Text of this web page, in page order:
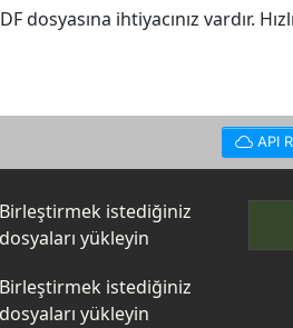
ihtiyacınız vardır.
API
Birleştirmek istediğiniz
dosyaları yükleyin
Birleştirmek istediğiniz
dosyaları yükleyin